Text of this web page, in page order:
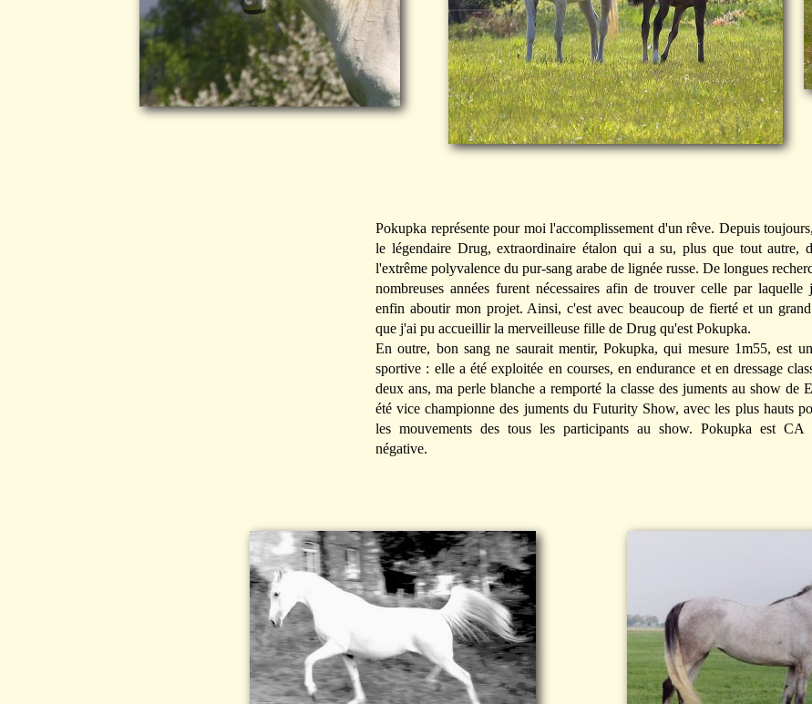
Pokupka représente pour moi l'accomplissement d'un rêve. Depuis
le légendaire Drug, extraordinaire étalon qui a su, plus que tout autre,
l'extrême polyvalence du pur-sang arabe de lignée russe. De longues
nombreuses années furent nécessaires afin de trouver celle par laquelle
enfin aboutir mon projet. Ainsi, c'est avec beaucoup de fierté et un
que j'ai pu accueillir la merveilleuse fille de Drug qu'est Pokupka.
En outre, bon sang ne saurait mentir,Pokupka, qui mesure 1m55, est
sportive : elle a été exploitée en courses, en endurance et en dressage
deux ans, ma perle blanche a remporté la classe des juments au show de
été vice championne des juments du Futurity Show, avec les plus hauts
les mouvements des tous les participants au show. Pokupka est
négative.